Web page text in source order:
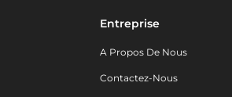
Entreprise
A Propos De Nous
Contactez-Nous